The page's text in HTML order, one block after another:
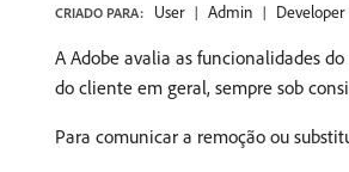
CRIADO PARA: User Admin Developer
A Adobe avalia as funcionalidades
do cliente em geral, sempre sob
Para comunicar a remoção ou